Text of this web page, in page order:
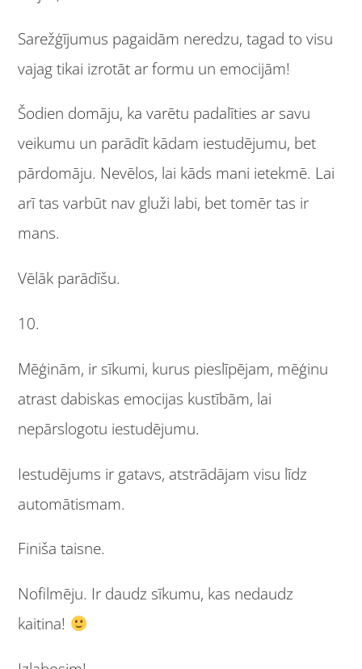
Sarežģījumus pagaidām neredzu, tagad to visu
vajag tikai izrotāt ar formu un emocijām!
Šodien domāju, ka varētu padalīties ar savu
veikumu un parādīt kādam iestudējumu, bet
pārdomāju. Nevēlos, lai kāds mani ietekmē. Lai
arī tas varbūt nav gluži labi, bet tomēr tas ir
mans.
Vēlāk parādīšu.
10.
Mēģinām, ir sīkumi, kurus pieslīpējam, mēģinu
atrast dabiskas emocijas kustībām, lai
nepārslogotu iestudējumu.
Iestudējums ir gatavs, atstrādājam visu līdz
automātismam.
Finiša taisne.
Nofilmēju. Ir daudz sīkumu, kas nedaudz
kaitina!